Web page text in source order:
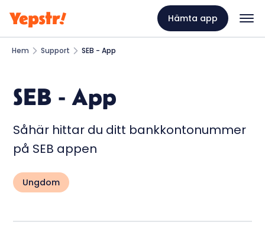
Hämta app
Hem Support SEB - App
SEB - App
Såhär hittar du ditt bankkontonummer
på SEB appen
Ungdom